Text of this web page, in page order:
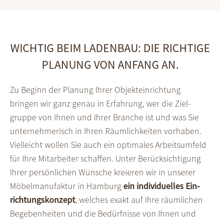
WICHTIG BEIM LADENBAU: DIE RICHTIGE
PLANUNG VON ANFANG AN.
Zu Beginn der Planung Ihrer Objekt­ein­richtung
bringen wir ganz genau in Erfah­rung, wer die Ziel­
gruppe von Ihnen und Ihrer Branche ist und was Sie
unter­nehmerisch in Ihren Räum­lich­keiten vorhaben.
Viel­leicht wollen Sie auch ein opti­males Arbeits­umfeld
für Ihre Mit­arbeiter schaffen. Unter Berück­sich­tigung
Ihrer persön­lichen Wünsche kreieren wir in unserer
Möbel­manufaktur in Hamburgein indivi­duelles Ein­
richtungs­konzept, welches exakt auf Ihre räum­lichen
Begeben­heiten und die Bedürf­nisse von Ihnen und